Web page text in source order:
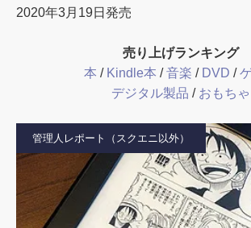
2020年3月19日発売
売り上げランキング
本 / Kindle本 /音楽 / DVD /
デジタル製品 / おもちゃ
管理人レポート（スクエニ以外）